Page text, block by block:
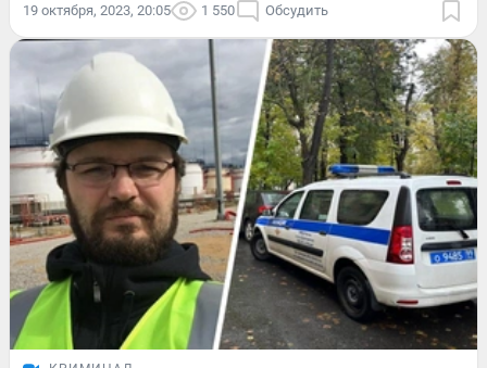
19 октября, 2023, 20:05 1 550 Обсудить